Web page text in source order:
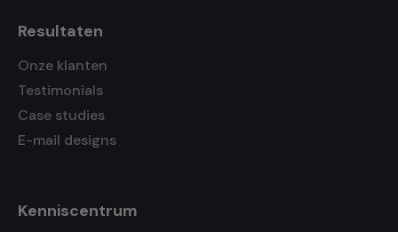
Resultaten
Onze klanten
Testimonials
Case studies
E-mail designs
Kenniscentrum